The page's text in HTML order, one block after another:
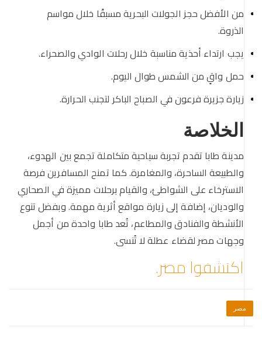
من الأفضل حجز الجولات البحرية مسبقًا خلال مواسم
الذروة.
يجب ارتداء أحذية مناسبة خلال رحلات الوادي والصحراء.
حمل واقٍ من الشمس طوال اليوم.
زيارة جزيرة فرعون في الصباح الباكر لتجنب الحرارة.
الخلاصة
مدينة طابا تقدم تجربة سياحية متكاملة تجمع بين الهدوء،
والطبيعة الساحرة، والمغامرة. كما تمنح المسافرين فرصة
الاسترخاء على الشواطئ، والقيام برحلات مميزة في الصحاري
والوديان، إضافة إلى زيارة مواقع أثرية مهمة. وبفضل تنوع
الأنشطة والفنادق والمطاعم، تُعد طابا واحدة من أجمل
وجهات مصر لقضاء عطلة لا تُنسى.
اكتشفوا مصر.
مصر